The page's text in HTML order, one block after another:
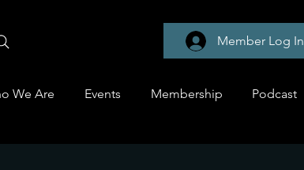
Member Log In
We Are Events Membership Podcast